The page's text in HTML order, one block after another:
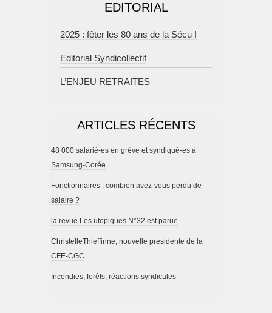
EDITORIAL
2025 : fêter les 80 ans de la Sécu !
Editorial Syndicollectif
L’ENJEU RETRAITES
ARTICLES RÉCENTS
48 000 salarié-es en grève et syndiqué-es à
Samsung-Corée
Fonctionnaires : combien avez-vous perdu de
salaire ?
la revue Les utopiques N°32 est parue
ChristelleThieffinne, nouvelle présidente de la
CFE-CGC
Incendies, forêts, réactions syndicales